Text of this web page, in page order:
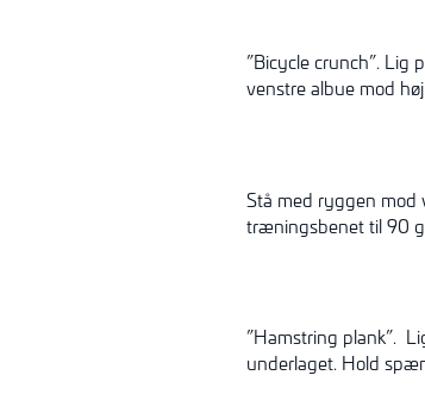
”Bicycle crunch”.
venstre albue mod
Stå med ryggen
træningsbenet til 90
”Hamstring plank”.
underlaget. Hold